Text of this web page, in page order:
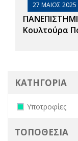
27 ΜΑΙΟΣ 2025
Κουλτούρα
ΚΑΤΗΓΟΡΙΑ
Remove
Υποτροφίες
ΤΟΠΟΘΕΣΙΑ